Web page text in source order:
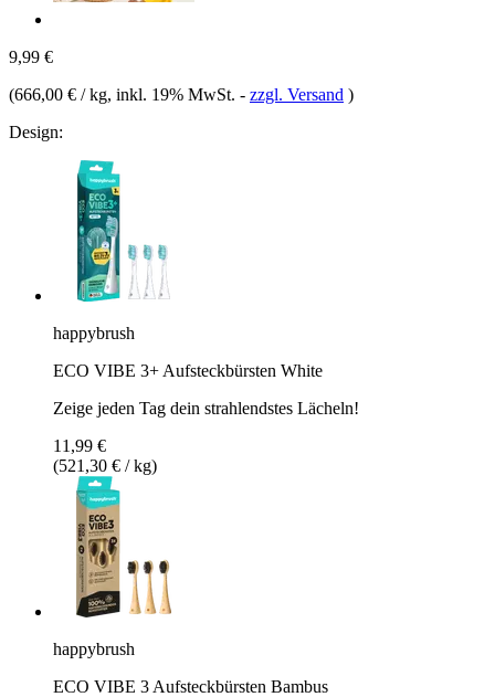
9,99 €
(666,00 € / kg, inkl. 19% MwSt. - zzgl. Versand )
Design:
happybrush
ECO VIBE 3+ Aufsteckbürsten White
Zeige jeden Tag dein strahlendstes Lächeln!
11,99 €
(521,30 € / kg)
happybrush
ECO VIBE 3 Aufsteckbürsten Bambus